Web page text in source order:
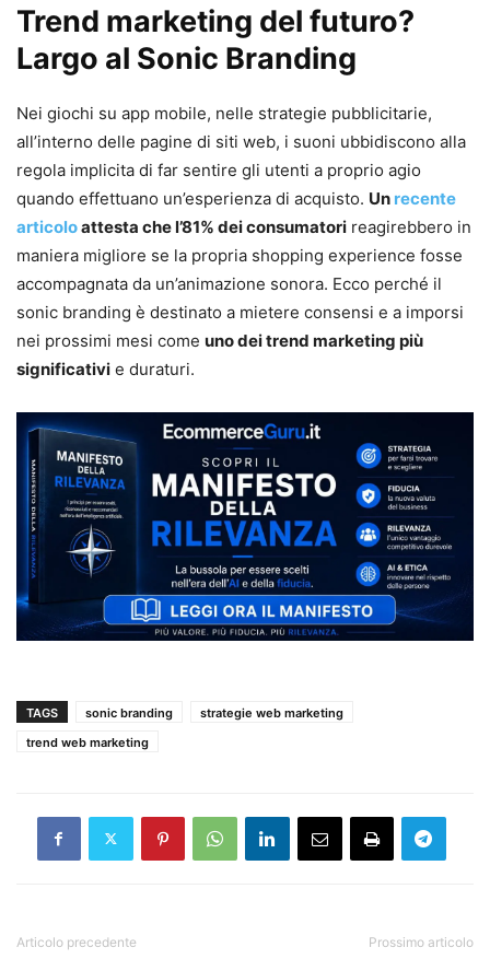
Trend marketing del futuro?
Largo al Sonic Branding
Nei giochi su app mobile, nelle strategie pubblicitarie,
all’interno delle pagine di siti web, i suoni ubbidiscono alla
regola implicita di far sentire gli utenti a proprio agio
quando effettuano un’esperienza di acquisto. Un recente
articoloattesta che l’81% dei consumatori reagirebbero in
maniera migliore se la propria shopping experience fosse
accompagnata da un’animazione sonora. Ecco perché il
sonic branding è destinato a mietere consensi e a imporsi
nei prossimi mesi come uno dei trend marketing più
significativi e duraturi.
TAGS sonic branding
strategie web marketing
trend web marketing
Articolo precedente Prossimo articolo